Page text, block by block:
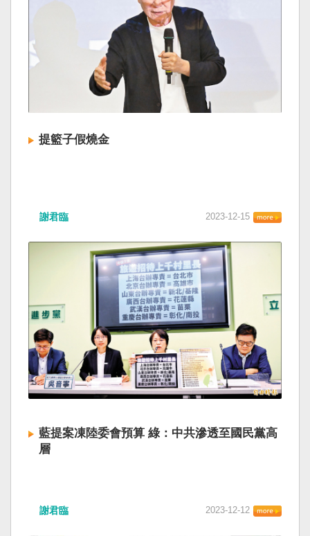
提籃子假燒金
謝君臨 2023-12-15
藍提案凍陸委會預算 綠：中共滲透至國民黨高
層
謝君臨 2023-12-12